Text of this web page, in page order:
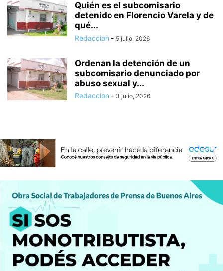
Quién es el subcomisario
detenido en Florencio Varela y de
qué...
Redaccion - 5 julio, 2026
Ordenan la detención de un
subcomisario denunciado por
abuso sexual y...
Redaccion - 3 julio, 2026